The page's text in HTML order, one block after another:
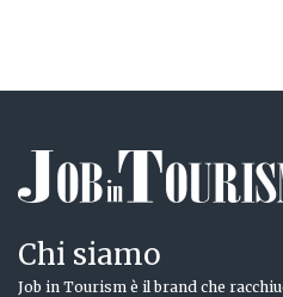
Chi siamo
Job in Tourism è il brand che